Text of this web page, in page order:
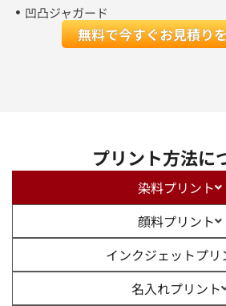
凹凸ジャガード
無料で今すぐお見積り
プリント方法に
染料プリント
顔料プリント
インクジェットプリ
名入れプリント